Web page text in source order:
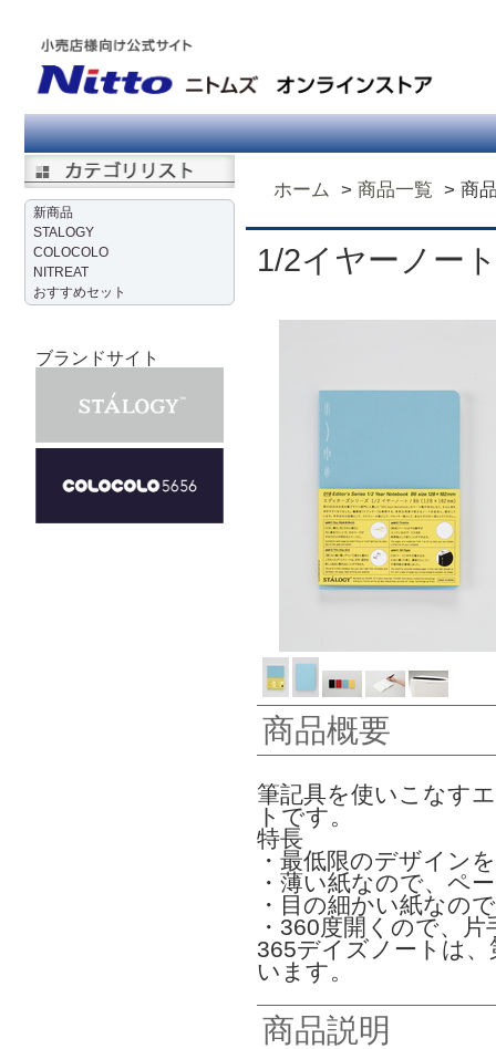
新商品
STALOGY
COLOCOLO
NITREAT
おすすめセット
ブランドサイト
ホーム 商品一覧 商
1/2イヤーノ
商品概要
筆記具を使いこなす
トです。
特長
・最低限のデザイン
・薄い紙なので、ペ
・目の細かい紙なの
・360度開くので、
365デイズノートは
います。
商品説明